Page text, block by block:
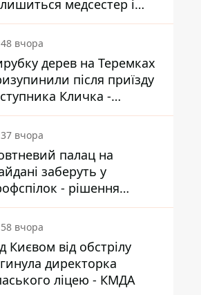
медсестер і
- професор
вчора
дерев на Теремках
після приїзду
Кличка -
діалог
вчора
палац на
заберуть у
- рішення
суду
вчора
Києвом від обстрілу
директорка
ліцею - КМДА